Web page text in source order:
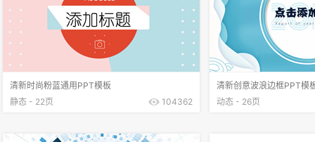
清新时尚粉蓝通用PPT模板
静态 - 22页
104362
清新创意波浪边框PPT模
动态 - 26页